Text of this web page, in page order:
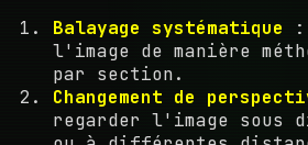
Balayage systématique :
l'image de manière
par section.
Changement de
regarder l'image sous